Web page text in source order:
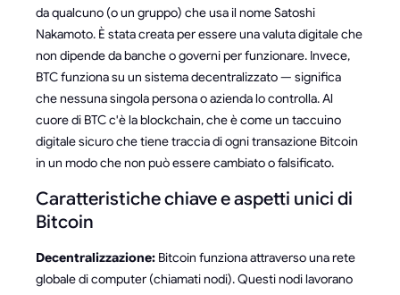
da qualcuno (o un gruppo) che usa il nome Satoshi
Nakamoto. È stata creata per essere una valuta digitale che
non dipende da banche o governi per funzionare. Invece,
BTC funziona su un sistema decentralizzato — significa
che nessuna singola persona o azienda lo controlla. Al
cuore di BTC c'è la blockchain, che è come un taccuino
digitale sicuro che tiene traccia di ogni transazione Bitcoin
in un modo che non può essere cambiato o falsificato.
Caratteristiche chiave e aspetti unici di
Bitcoin
Decentralizzazione: Bitcoin funziona attraverso una rete
globale di computer (chiamati nodi). Questi nodi lavorano